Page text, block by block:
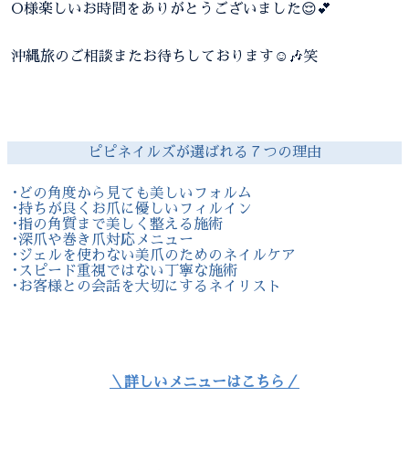
O様楽しいお時間をありがとうございました😌💕
沖縄旅のご相談またお待ちしております☺️🎶笑
ピピネイルズが選ばれる７つの理由
･どの角度から見ても美しいフォルム
･持ちが良くお爪に優しいフィルイン
･指の角質まで美しく整える施術
･深爪や巻き爪対応メニュー
･ジェルを使わない美爪のためのネイルケア
･スピード重視ではない丁寧な施術
･お客様との会話を大切にするネイリスト
＼詳しいメニューはこちら／